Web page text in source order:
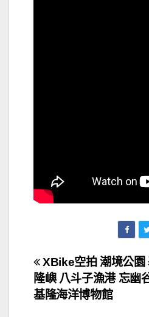
文
章
XBike空拍 潮境公園
隆嶼 八斗子漁港 忘幽
基隆海洋博物館